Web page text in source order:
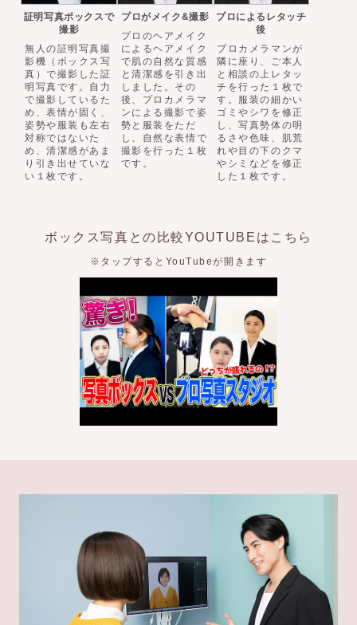
証明写真ボックスで
撮影
無人の証明写真撮
影機（ボックス写
真）で撮影した証
明写真です。自力
で撮影しているた
め、表情が固く、
姿勢や服装も左右
対称ではないた
め、清潔感があま
り引き出せていな
い１枚です。
プロがメイク&撮影
プロのヘアメイク
によるヘアメイク
で肌の自然な質感
と清潔感を引き出
しました。その
後、プロカメラマ
ンによる撮影で姿
勢と服装をただ
し、自然な表情で
撮影を行った１枚
です。
プロによるレタッチ
後
プロカメラマンが
隣に座り、ご本人
と相談の上レタッ
チを行った１枚で
す。服装の細かい
ゴミやシワを修正
し、写真勢体の明
るさや色味、肌荒
れや目の下のクマ
やシミなどを修正
した１枚です。
ボックス写真との比較YOUTUBEはこちら
※タップするとYouTubeが開きます